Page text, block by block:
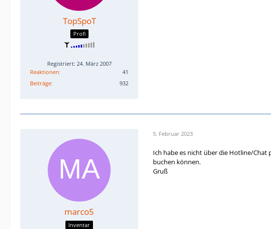
TopSpoT
Profi
Registriert: 24. März 2007
Reaktionen
41
Beiträge
932
marco5
Inventar
5. Februar 2023
Ich habe es nicht über die Hotline/
buchen können.
Gruß